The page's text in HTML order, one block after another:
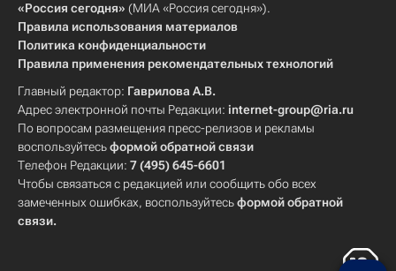
«Россия сегодня» (МИА «Россия сегодня»).
Правила использования материалов
Политика конфиденциальности
Правила применения рекомендательных технологий
Главный редактор: Гаврилова А.В.
Адрес электронной почты Редакции: internet-group@ria.ru
По вопросам размещения пресс-релизов и рекламы
воспользуйтесьформой обратной связи
Телефон Редакции: 7 (495) 645-6601
Чтобы связаться с редакцией или сообщить обо всех
замеченных ошибках, воспользуйтесьформой обратной
связи.